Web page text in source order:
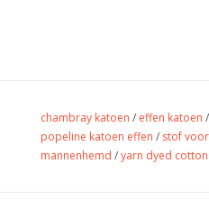
chambray katoen / effen katoen /
popeline katoen effen / stof voor
mannenhemd /yarn dyed cotton